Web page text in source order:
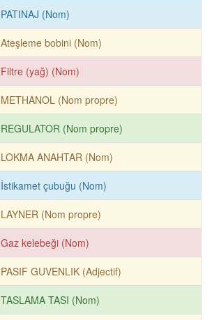
PATINAJ (Nom)
Ateşleme bobini (Nom)
Filtre (yağ) (Nom)
METHANOL (Nom propre)
REGULATOR (Nom propre)
LOKMA ANAHTAR (Nom)
İstikamet çubuğu (Nom)
LAYNER (Nom propre)
Gaz kelebeği (Nom)
PASIF GUVENLIK (Adjectif)
TASLAMA TASI (Nom)